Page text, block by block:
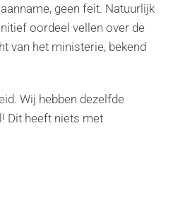
geen feit. Natuurlijk
oordeel vellen over de
van het ministerie, bekend
Wij hebben dezelfde
Dit heeft niets met